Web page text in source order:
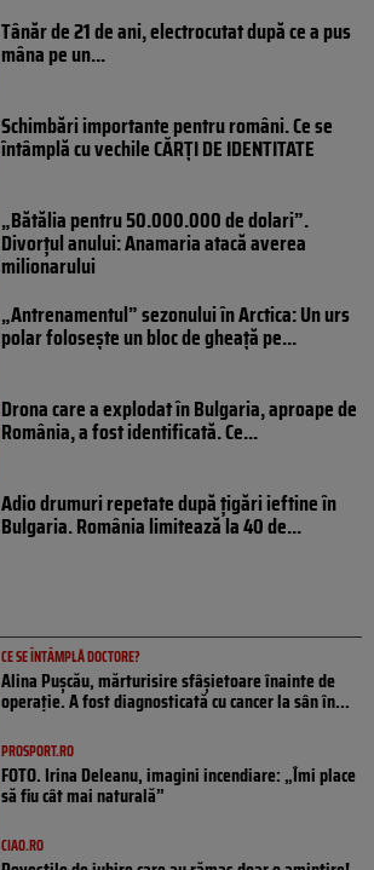
Tânăr de 21 de ani, electrocutat după ce a pus
mâna pe un...
Schimbări importante pentru români. Ce se
întâmplă cu vechile CĂRȚI DE IDENTITATE
„Bătălia pentru 50.000.000 de dolari”.
Divorțul anului: Anamaria atacă averea
milionarului
„Antrenamentul” sezonului în Arctica: Un urs
polar folosește un bloc de gheață pe...
Drona care a explodat în Bulgaria, aproape de
România, a fost identificată. Ce...
Adio drumuri repetate după țigări ieftine în
Bulgaria. România limitează la 40 de...
CE SE ÎNTÂMPLĂ DOCTORE?
Alina Pușcău, mărturisire sfâșietoare înainte de
operație. A fost diagnosticată cu cancer la sân în...
PROSPORT.RO
FOTO. Irina Deleanu, imagini incendiare: „Îmi place
să fiu cât mai naturală”
CIAO.RO